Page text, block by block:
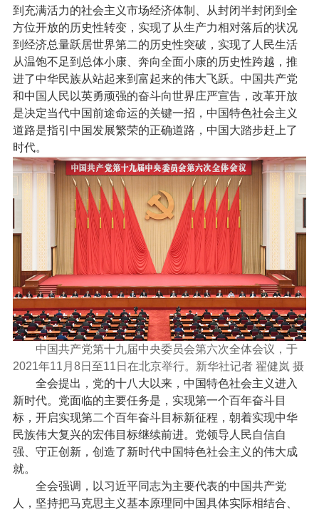
到充满活力的社会主义市场经济体制、从封闭半封闭到全
方位开放的历史性转变，实现了从生产力相对落后的状况
到经济总量跃居世界第二的历史性突破，实现了人民生活
从温饱不足到总体小康、奔向全面小康的历史性跨越，推
进了中华民族从站起来到富起来的伟大飞跃。中国共产党
和中国人民以英勇顽强的奋斗向世界庄严宣告，改革开放
是决定当代中国前途命运的关键一招，中国特色社会主义
道路是指引中国发展繁荣的正确道路，中国大踏步赶上了
时代。
中国共产党第十九届中央委员会第六次全体会议，于
2021年11月8日至11日在北京举行。新华社记者 翟健岚 摄
全会提出，党的十八大以来，中国特色社会主义进入
新时代。党面临的主要任务是，实现第一个百年奋斗目
标，开启实现第二个百年奋斗目标新征程，朝着实现中华
民族伟大复兴的宏伟目标继续前进。党领导人民自信自
强、守正创新，创造了新时代中国特色社会主义的伟大成
就。
全会强调，以习近平同志为主要代表的中国共产党
人，坚持把马克思主义基本原理同中国具体实际相结合、